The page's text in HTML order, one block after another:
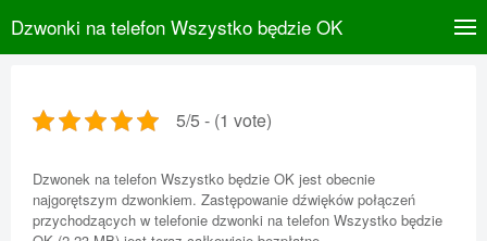
Dzwonki na telefon Wszystko będzie OK
5/5 - (1 vote)
Dzwonek na telefon Wszystko będzie OK jest obecnie
najgorętszym dzwonkiem. Zastępowanie dźwięków połączeń
przychodzących w telefonie dzwonki na telefon Wszystko będzie